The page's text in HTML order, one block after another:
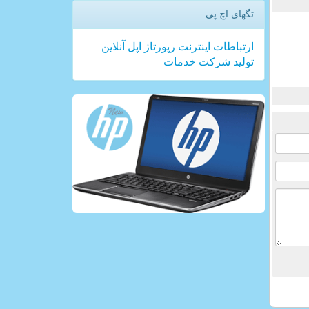
تگهای اچ پی
ارتباطات اینترنت رپورتاژ اپل آنلاین
تولید شركت خدمات